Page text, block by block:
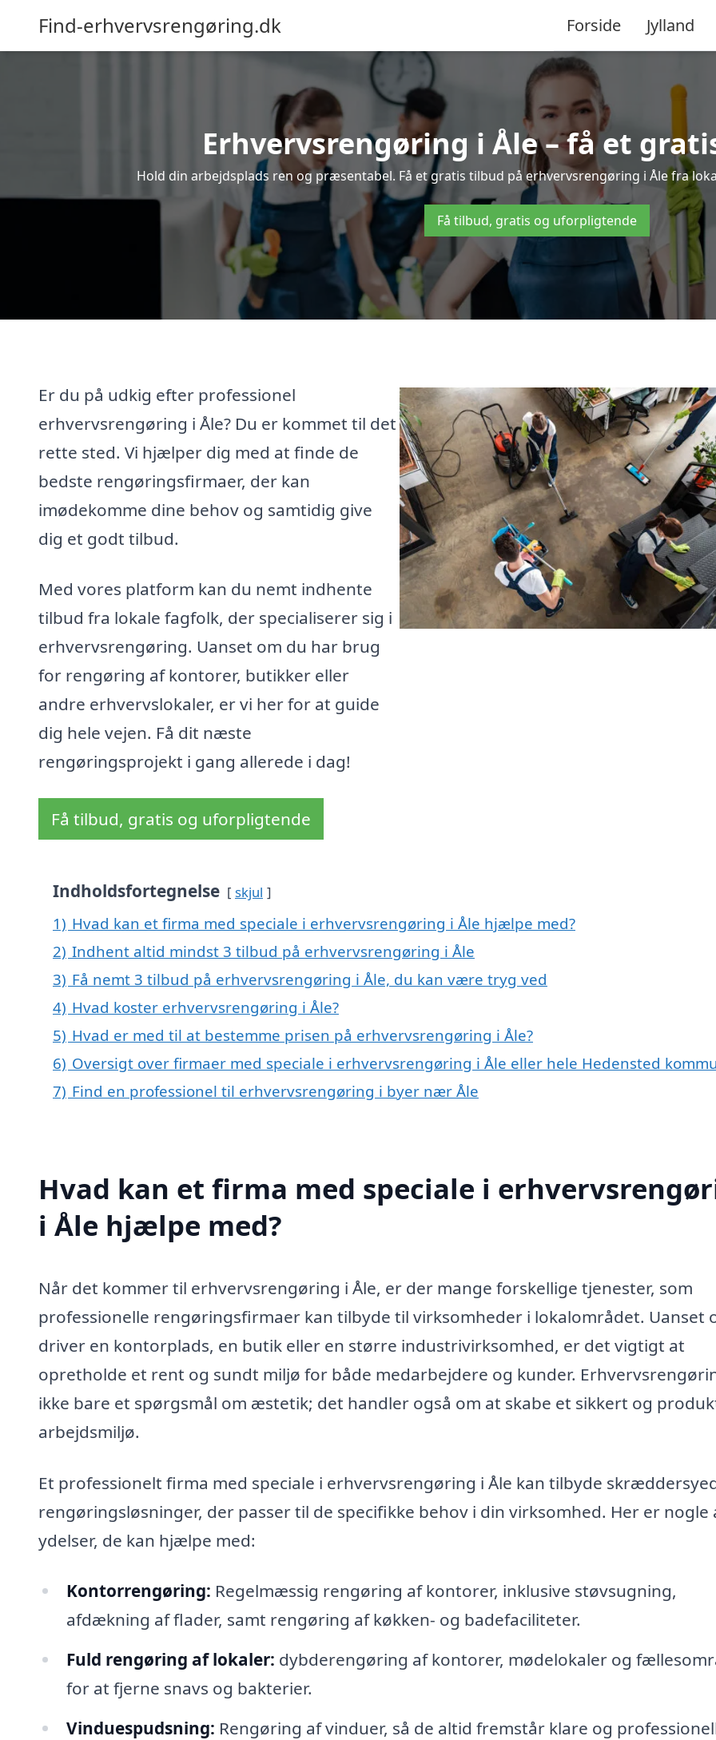
Find-erhvervsrengøring.dk Forside Jylland
Erhvervsrengøring i Åle – få et
Hold din arbejdsplads ren og præsentabel. Få et gratis tilbud på erhvervsrengøring i Åle fra
Få tilbud, gratis og uforpligtende
Er du på udkig efter professionel
erhvervsrengøring i Åle? Du er kommet til det
rette sted. Vi hjælper dig med at finde de
bedste rengøringsfirmaer, der kan
imødekomme dine behov og samtidig give
dig et godt tilbud.
Med vores platform kan du nemt indhente
tilbud fra lokale fagfolk, der specialiserer sig i
erhvervsrengøring. Uanset om du har brug
for rengøring af kontorer, butikker eller
andre erhvervslokaler, er vi her for at guide
dig hele vejen. Få dit næste
rengøringsprojekt i gang allerede i dag!
Få tilbud, gratis og uforpligtende
Indholdsfortegnelse skjul
1) Hvad kan et firma med speciale i erhvervsrengøring i Åle hjælpe med?
2) Indhent altid mindst 3 tilbud på erhvervsrengøring i Åle
3) Få nemt 3 tilbud på erhvervsrengøring i Åle, du kan være tryg ved
4) Hvad koster erhvervsrengøring i Åle?
5) Hvad er med til at bestemme prisen på erhvervsrengøring i Åle?
6) Oversigt over firmaer med speciale i erhvervsrengøring i Åle eller hele Hedensted
7) Find en professionel til erhvervsrengøring i byer nær Åle
Hvad kan et firma med speciale i
i Åle hjælpe med?
Når det kommer til erhvervsrengøring i Åle, er der mange forskellige tjenester, som
professionelle rengøringsfirmaer kan tilbyde til virksomheder i lokalområdet. Uanset
driver en kontorplads, en butik eller en større industrivirksomhed, er det vigtigt at
opretholde et rent og sundt miljø for både medarbejdere og kunder.
ikke bare et spørgsmål om æstetik; det handler også om at skabe et sikkert og
arbejdsmiljø.
Et professionelt firma med speciale i erhvervsrengøring i Åle kan tilbyde
rengøringsløsninger, der passer til de specifikke behov i din virksomhed. Her er nogle
ydelser, de kan hjælpe med:
Kontorrengøring: Regelmæssig rengøring af kontorer, inklusive støvsugning,
afdækning af flader, samt rengøring af køkken- og badefaciliteter.
Fuld rengøring af lokaler: dybderengøring af kontorer, mødelokaler og
for at fjerne snavs og bakterier.
Vinduespudsning: Rengøring af vinduer, så de altid fremstår klare og